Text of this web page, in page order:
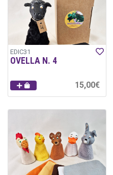
EDIC31
OVELLA N. 4
15,00€